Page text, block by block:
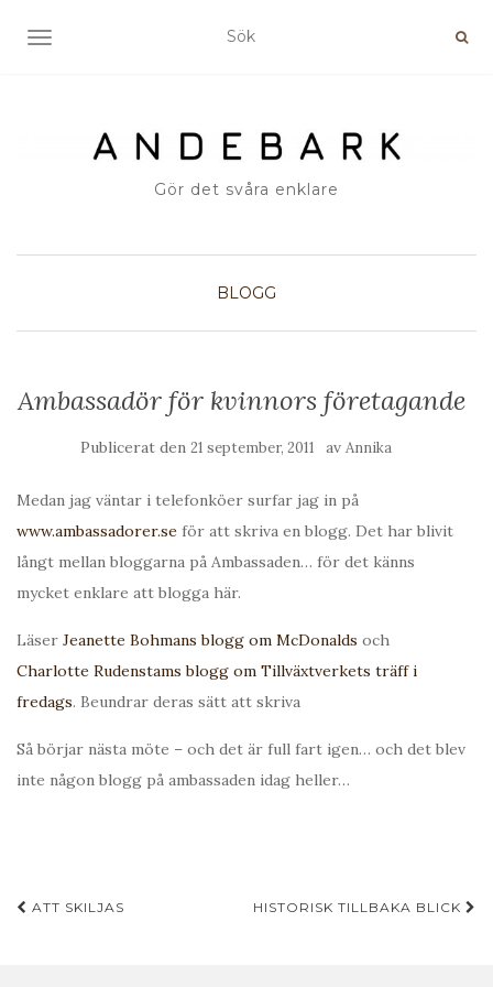
SLÅ PÅ/AV NAVIGERING
Gör det svåra enklare
BLOGG
Ambassadör för kvinnors företagande
Publicerat den 21 september, 2011 av Annika
Medan jag väntar i telefonköer surfar jag in på
www.ambassadorer.se för att skriva en blogg. Det har blivit
långt mellan bloggarna på Ambassaden… för det känns
mycket enklare att blogga här.
Läser Jeanette Bohmans blogg om McDonalds och
Charlotte Rudenstams blogg om Tillväxtverkets träff i
fredags. Beundrar deras sätt att skriva
Så börjar nästa möte – och det är full fart igen… och det blev
inte någon blogg på ambassaden idag heller…
Inläggsnavigering
ATT SKILJAS HISTORISK TILLBAKA BLICK